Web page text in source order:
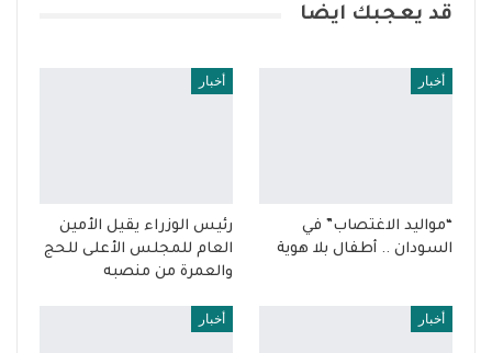
قد يعجبك ايضا
أخبار
“مواليد الاغتصاب” في
السودان .. أطفال بلا هوية
أخبار
رئيس الوزراء يقيل الأمين
العام للمجلس الأعلى للحج
والعمرة من منصبه
أخبار أخبار